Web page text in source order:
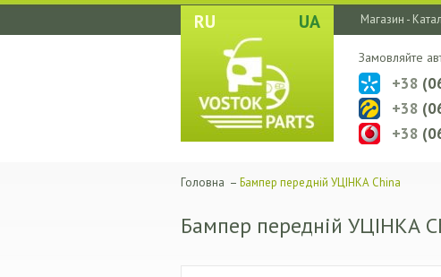
RU UA Магазин -
Замовляйте
+38
+38
+38
Головна – Бампер передній УЦІНКА China
Бампер передній УЦІНКА